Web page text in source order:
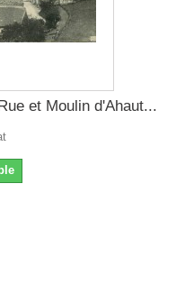
et Moulin d'Ahaut...